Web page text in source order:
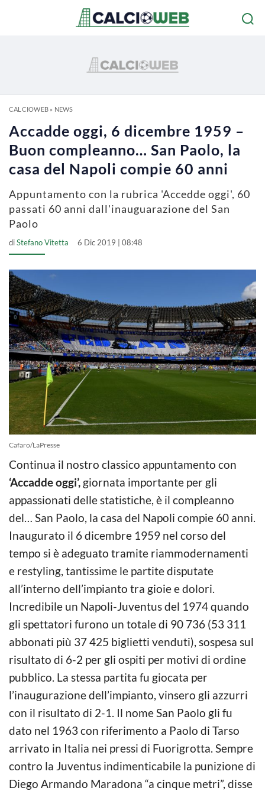
CALCIOWEB» NEWS
Accadde oggi, 6 dicembre 1959 –
Buon compleanno… San Paolo, la
casa del Napoli compie 60 anni
Appuntamento con la rubrica 'Accedde oggi', 60
passati 60 anni dall'inauguarazione del San
Paolo
diStefano Vitetta 6 Dic 2019 | 08:48
Cafaro/LaPresse
Continua il nostro classico appuntamento con
‘Accadde oggi’, giornata importante per gli
appassionati delle statistiche, è il compleanno
del… San Paolo, la casa del Napoli compie 60 anni.
Inaugurato il 6 dicembre 1959 nel corso del
tempo si è adeguato tramite riammodernamenti
e restyling, tantissime le partite disputate
all’interno dell’impianto tra gioie e dolori.
Incredibile un Napoli-Juventus del 1974 quando
gli spettatori furono un totale di 90 736 (53 311
abbonati più 37 425 biglietti venduti), sospesa sul
risultato di 6-2 per gli ospiti per motivi di ordine
pubblico. La stessa partita fu giocata per
l’inaugurazione dell’impianto, vinsero gli azzurri
con il risultato di 2-1. Il nome San Paolo gli fu
dato nel 1963 con riferimento a Paolo di Tarso
arrivato in Italia nei pressi di Fuorigrotta. Sempre
contro la Juventus indimenticabile la punizione di
Diego Armando Maradona “a cinque metri”, disse